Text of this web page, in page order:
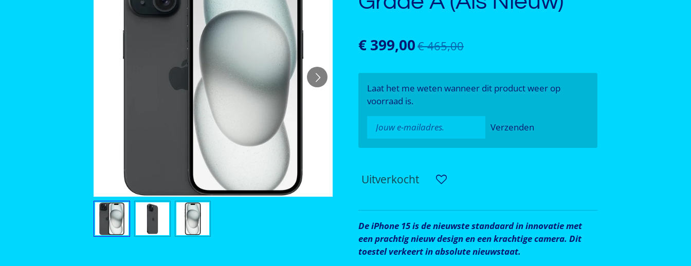
€ 399,00€ 465,00
Laat het me weten wanneer dit product weer op
voorraad is.
Verzenden
Uitverkocht
De iPhone 15 is de nieuwste standaard in innovatie met
een prachtig nieuw design en een krachtige camera. Dit
toestel verkeert in absolute nieuwstaat.